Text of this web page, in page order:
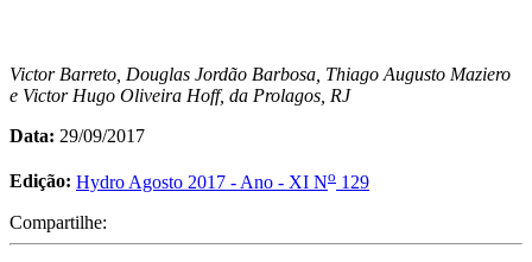
Victor Barreto, Douglas Jordão Barbosa, Thiago Augusto Maziero
e Victor Hugo Oliveira Hoff, da Prolagos, RJ
Data: 29/09/2017
Edição: Hydro Agosto 2017 - Ano - XI No 129
Compartilhe: